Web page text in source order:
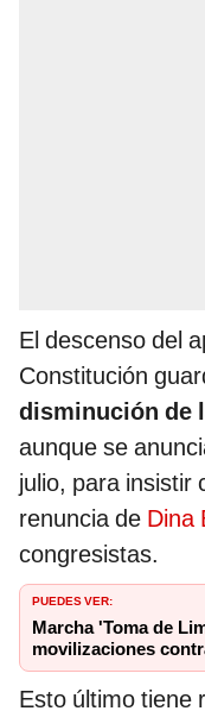
El descenso del
Constitución
disminución de
aunque se
julio, para insistir
renuncia de Dina
congresistas.
PUEDES VER:
Marcha 'Toma de
movilizaciones
Esto último tiene